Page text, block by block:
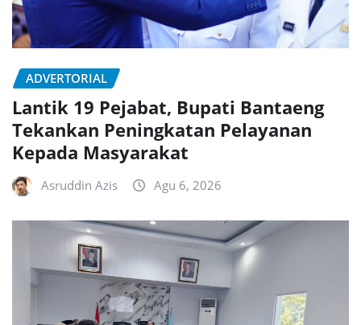
ADVERTORIAL
Lantik 19 Pejabat, Bupati Bantaeng
Tekankan Peningkatan Pelayanan
Kepada Masyarakat
Asruddin Azis Agu 6, 2026